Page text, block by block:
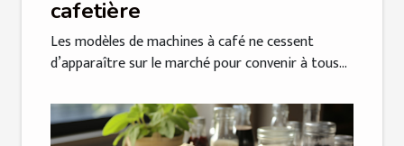
cafetière
Les modèles de machines à café ne cessent
d’apparaître sur le marché pour convenir à tous...